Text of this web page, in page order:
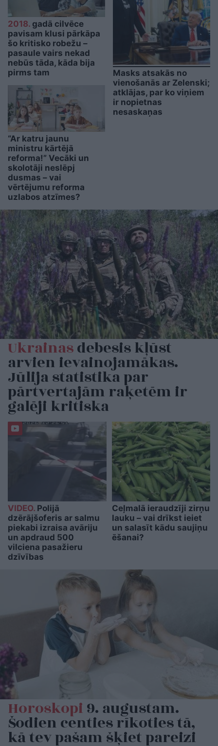
2018. gadā cilvēce
pavisam klusi pārkāpa
šo kritisko robežu –
pasaule vairs nekad
nebūs tāda, kāda bija
pirms tam
“Ar katru jaunu
ministru kārtējā
reforma!” Vecāki un
skolotāji neslēpj
dusmas – vai
vērtējumu reforma
uzlabos atzīmes?
Masks atsakās no
vienošanās ar Zelenski;
atklājas, par ko viņiem
ir nopietnas
nesaskaņas
Ukrainasdebesis kļūst
arvien ievainojamākas.
Jūlija statistika par
pārtvertajām raķetēm ir
galēji kritiska
VIDEO. Polijā
dzērājšoferis ar salmu
piekabi izraisa avāriju
un apdraud 500
vilciena pasažieru
dzīvības
Ceļmalā ieraudzīji zirņu
lauku – vai drīkst ieiet
un salasīt kādu saujiņu
ēšanai?
Horoskopi9. augustam.
Šodien centies rīkoties tā,
kā tev pašam šķiet pareizi